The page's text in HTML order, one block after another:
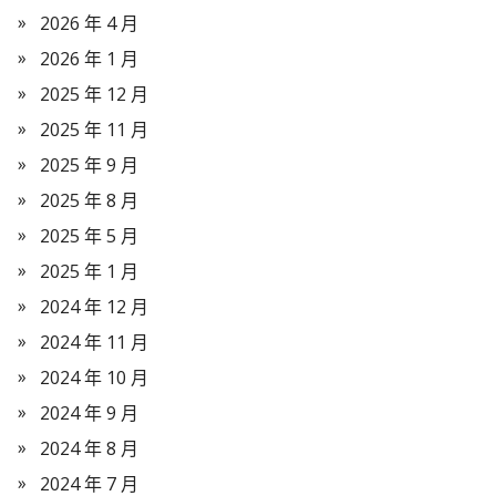
2026 年 4 月
2026 年 1 月
2025 年 12 月
2025 年 11 月
2025 年 9 月
2025 年 8 月
2025 年 5 月
2025 年 1 月
2024 年 12 月
2024 年 11 月
2024 年 10 月
2024 年 9 月
2024 年 8 月
2024 年 7 月